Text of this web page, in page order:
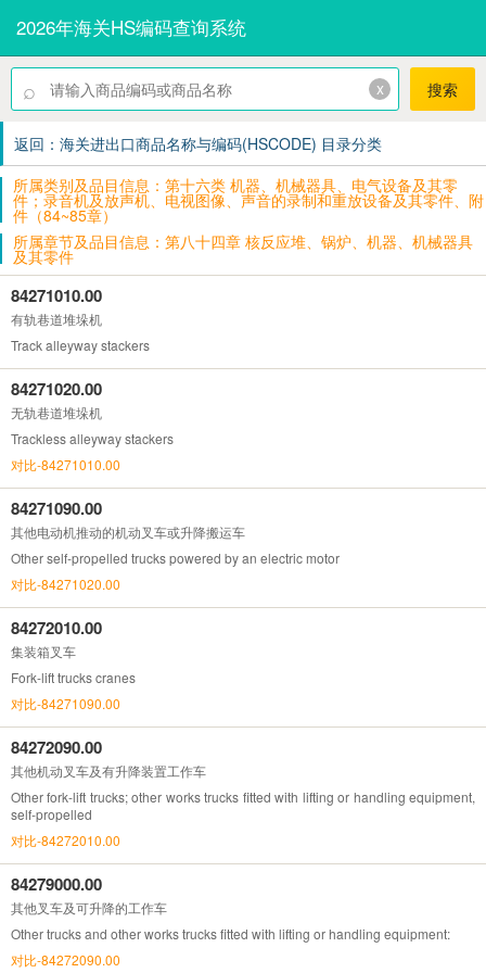
2026年海关HS编码查询系统
⌕ x 搜索
返回：海关进出口商品名称与编码(HSCODE) 目录分类
所属类别及品目信息：第十六类 机器、机械器具、电气设备及其零
件；录音机及放声机、电视图像、声音的录制和重放设备及其零件、附
件（84~85章）
所属章节及品目信息：第八十四章 核反应堆、锅炉、机器、机械器具
及其零件
84271010.00
有轨巷道堆垛机
Track alleyway stackers
84271020.00
无轨巷道堆垛机
Trackless alleyway stackers
对比-84271010.00
84271090.00
其他电动机推动的机动叉车或升降搬运车
Other self-propelled trucks powered by an electric motor
对比-84271020.00
84272010.00
集装箱叉车
Fork-lift trucks cranes
对比-84271090.00
84272090.00
其他机动叉车及有升降装置工作车
Other fork-lift trucks; other works trucks fitted with lifting or handling equipment,
self-propelled
对比-84272010.00
84279000.00
其他叉车及可升降的工作车
Other trucks and other works trucks fitted with lifting or handling equipment:
对比-84272090.00